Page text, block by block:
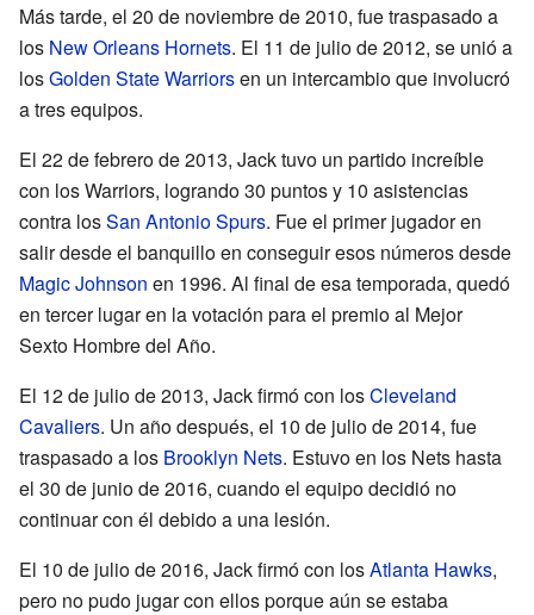
Más tarde, el 20 de noviembre de 2010, fue traspasado a
los New Orleans Hornets. El 11 de julio de 2012, se unió a
losGolden State Warriorsen un intercambio que involucró
a tres equipos.
El 22 de febrero de 2013, Jack tuvo un partido increíble
con los Warriors, logrando 30 puntos y 10 asistencias
contra losSan Antonio Spurs. Fue el primer jugador en
salir desde el banquillo en conseguir esos números desde
Magic Johnson en 1996. Al final de esa temporada, quedó
en tercer lugar en la votación para el premio al Mejor
Sexto Hombre del Año.
El 12 de julio de 2013, Jack firmó con losCleveland
Cavaliers. Un año después, el 10 de julio de 2014, fue
traspasado a los Brooklyn Nets. Estuvo en los Nets hasta
el 30 de junio de 2016, cuando el equipo decidió no
continuar con él debido a una lesión.
El 10 de julio de 2016, Jack firmó con losAtlanta Hawks,
pero no pudo jugar con ellos porque aún se estaba